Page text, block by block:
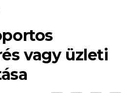
vagy üzleti